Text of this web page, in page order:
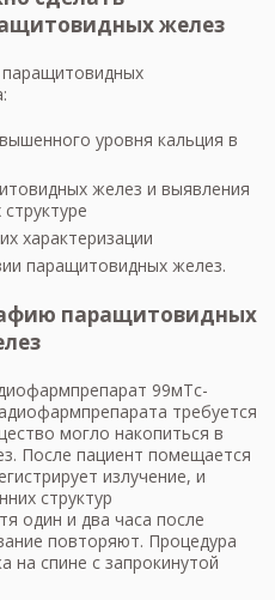
желез
паращитовидных
уровня кальция в
желез и выявления
характеризации
паращитовидных желез.
паращитовидных
99мТс-
требуется
могло накопиться в
После пациент помещается
излучение, и
структур
один и два часа после
повторяют. Процедура
на спине с запрокинутой